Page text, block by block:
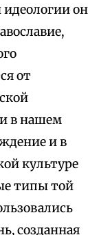
идеологии он
от
в нашем
и в
культуре
типы той
созданная